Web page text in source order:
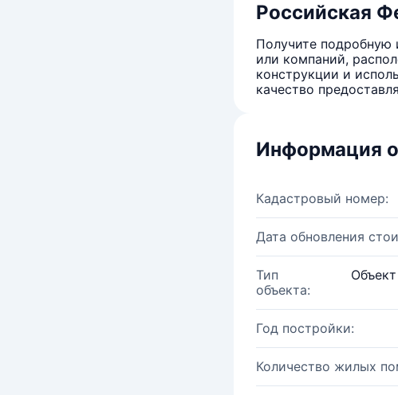
Российская
Получите подробную
или компаний,
конструкции и
качество
Информация
Кадастровый номер:
Дата обновления
Тип
объекта:
Год постройки:
Количество жилых